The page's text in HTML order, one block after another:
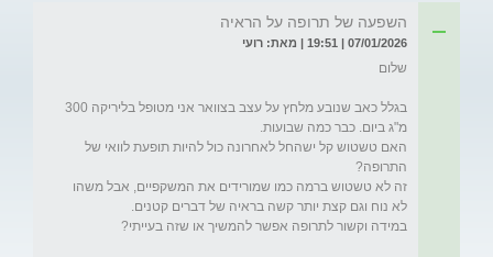
השפעה של תרופה על הראיה
07/01/2026 | 19:51 | מאת: רועי
האם טשטוש קל ישהחל לאחרונה כול להיות תופעת לוואי של
זה לא טשטוש ברמה כמו שמורידים את המשקפיים, אבל משהו